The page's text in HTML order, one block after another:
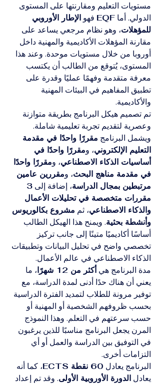
مستويات التعليم ومقارنتها على المستوى
الدولي. أما EQF فهو الإطار الأوروبي
للمؤهلات، وهو نظام مرجعي يساعد على
مقارنة المؤهلات الأكاديمية والمهنية داخل
أوروبا من خلال مستويات موحدة. وعند هذا
المستوى، يُتوقع من الطالب أن يكتسب
معرفة متقدمة وفهمًا عمليًا وقدرة على
تطبيق المفاهيم في البيئات المهنية
والأكاديمية.
تم تصميم هيكل البرنامج بطريقة متوازنة
وعصرية لتقديم تجربة تعليمية شاملة.
ويشمل البرنامج مقررًا واحدًا في مقدمة
التعليم الإلكتروني، ومقررًا واحدًا في
أساسيات الذكاء الاصطناعي، ومقررًا واحدًا
في مقدمة مناهج البحث، ومقررين عامين
مرتبطين بمجال الدراسة، إضافة إلى
مقررات متخصصة في تحليلات الأعمال
والذكاء الاصطناعي، ثم مشروع بكالوريوس
وأنشطة بحثية. ويمنح هذا الهيكل الطالب
أساسًا أكاديميًا متينًا إلى جانب تركيز
تخصصي واضح في تحليل البيانات وتطبيقات
الذكاء الاصطناعي في عالم الأعمال.
مدة البرنامج هي أكثر من 12 شهرًا
، ما
يعني أن هناك حدًا أدنى لمدة الدراسة، مع
توفير مرونة للطلاب لتمديد الفترة الدراسية
بحسب ظروفهم الشخصية أو المهنية أو
حسب سرعتهم في التعلم. وهذا النموذج
المرن يجعل البرنامج مناسبًا للذين يرغبون
في التوفيق بين الدراسة والعمل أو أي
التزامات أخرى.
البرنامج يعادل 60 نقطة ECTS
، كما أنه
يعادل الدورة الأوروبية الأولى. وقد تم إعداد